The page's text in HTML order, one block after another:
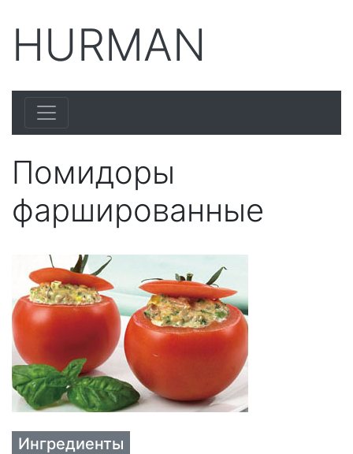
HURMAN
Помидоры
фаршированные
Ингредиенты